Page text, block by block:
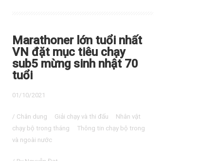
Marathoner lớn tuổi nhất
VN đặt mục tiêu chạy
sub5 mừng sinh nhật 70
tuổi
01/10/2021
/ Chân dung Giải chạy và thi đấu
Nhân vật
chạy bộ trong tháng
Thông tin chạy bộ trong
và ngoài nước